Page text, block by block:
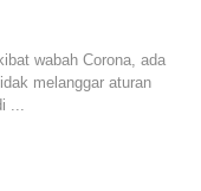
wabah Corona, ada
melanggar aturan
...